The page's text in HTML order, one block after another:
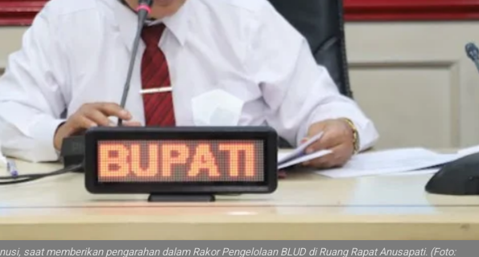
saat memberikan pengarahan dalam Rakor Pengelolaan BLUD di Ruang Rapat Anusapati. (Foto: